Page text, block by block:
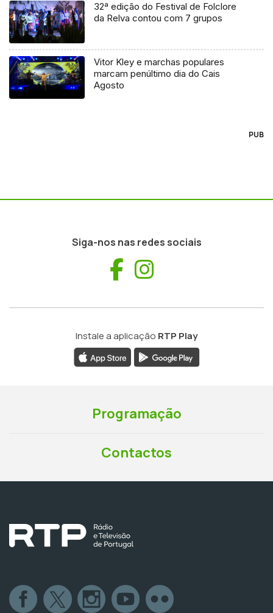
32ª edição do Festival de Folclore
da Relva contou com 7 grupos
Vitor Kley e marchas populares
marcam penúltimo dia do Cais
Agosto
PUB
Siga-nos nas redes sociais
Facebook
Instale a aplicação RTP Play
Programação
Contactos